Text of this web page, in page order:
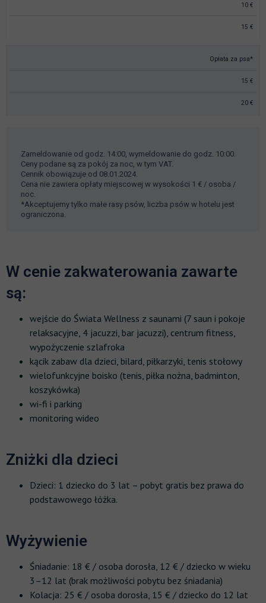
10 €
15 €
Opłata za psa*
15 €
20 €
Zameldowanie od godz. 14:00, wymeldowanie do godz. 10:00.
Ceny podane są za pokój za noc, w tym VAT.
Cennik obowiązuje od 08.01.2024.
Cena nie zawiera opłaty miejscowej w wysokości 1 € / osoba /
noc.
*Akceptujemy tylko małe rasy psów, liczba psów w hotelu jest
ograniczona.
W cenie zakwaterowania zawarte
są:
wejście do Świata Wellness z saunami (7 saun i pokoje
relaksacyjne, 4 jacuzzi, bar jacuzzi), centrum fitness,
wypożyczenie szlafroka
kącik zabaw dla dzieci, bilard, piłkarzyki, tenis stołowy
wielofunkcyjne boisko (tenis, piłka nożna, badminton,
koszykówka)
wi-fi i parking
monitoring wideo
Zniżki dla dzieci
Dzieci: 1 dziecko do 3 lat – pobyt gratis bez prawa do
podstawowego łóżka.
Wyżywienie
Śniadanie: 18 € / osoba dorosła, 12 € / dziecko w wieku
3–12 lat (brak możliwości pobytu bez śniadania)
Kolacja: 25 € / osoba dorosła, 15 € / dziecko do 12 lat